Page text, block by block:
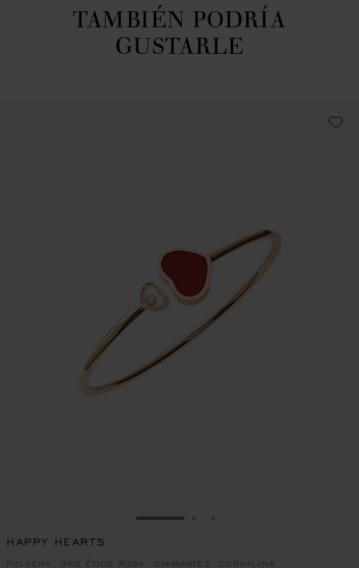
TAMBIÉN PODRÍA
GUSTARLE
IR A LA DIAPOSITIVA 1
HAPPY HEARTS
PULSERA, ORO ÉTICO ROSA, DIAMANTES, CORNALINA